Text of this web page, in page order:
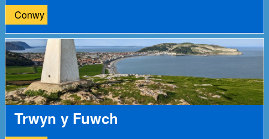
Conwy
Trwyn y Fuwch